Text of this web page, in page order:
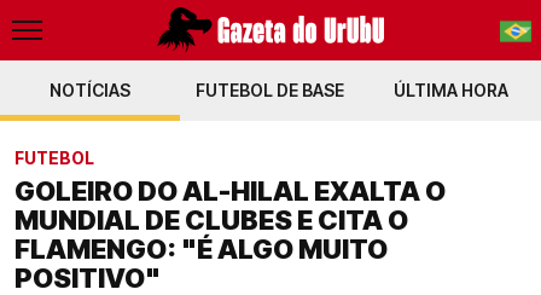
PT-BR
NOTÍCIAS FUTEBOL DE BASE ÚLTIMA HORA
FUTEBOL
GOLEIRO DO AL-HILAL EXALTA O
MUNDIAL DE CLUBES E CITA O
FLAMENGO: "É ALGO MUITO
POSITIVO"